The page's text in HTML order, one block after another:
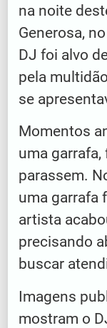
na noite
Generosa,
DJ foi alvo
pela
se
Momentos
uma
parassem.
uma garrafa
artista
precisando
buscar
Imagens
mostram o